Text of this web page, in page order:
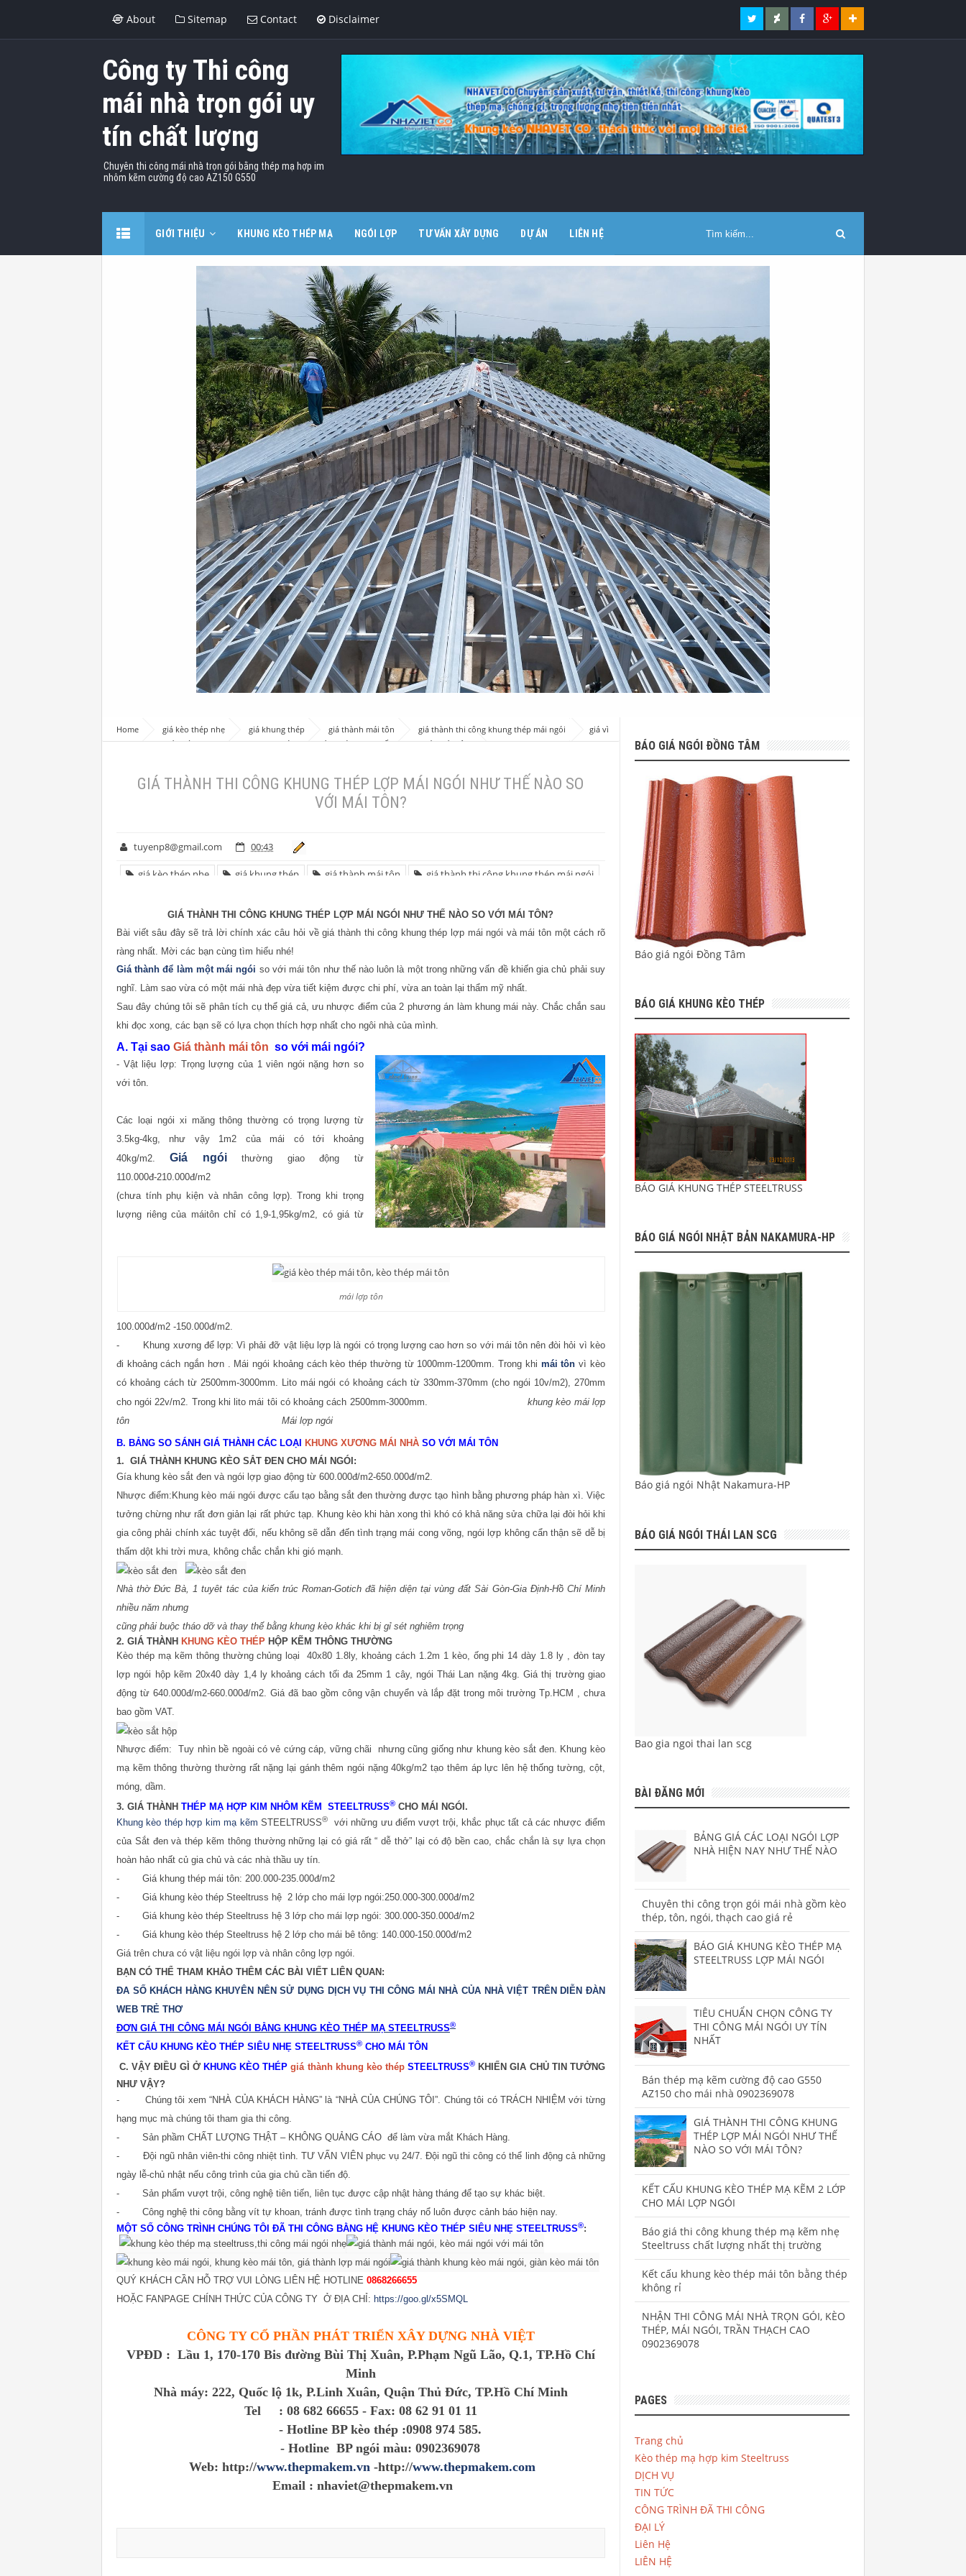
About Sitemap Contact Disclaimer
Công ty Thi công
mái nhà trọn gói uy
tín chất lượng
Chuyên thi công mái nhà trọn gói bằng thép mạ hợp im
nhôm kẽm cường độ cao AZ150 G550
GIỚI THIỆU KHUNG KÈO THÉP MẠ NGÓI LỢP TƯ VẤN XÂY DỰNG DỰ ÁN LIÊN HỆ
Home giá kèo thép nhẹ giá khung thép giá thành mái tôn giá thành thi công khung thép mái ngói
giá vì
kèo thép
GIÁ THÀNH THI CÔNG KHUNG THÉP LỢP MÁI NGÓI NHƯ THẾ NÀO SO VỚI MÁI TÔN?
GIÁ THÀNH THI CÔNG KHUNG THÉP LỢP MÁI NGÓI NHƯ THẾ NÀO SO
VỚI MÁI TÔN?
tuyenp8@gmail.com 00:43
giá kèo thép nhẹ giá khung thép giá thành mái tôn
giá thành thi công khung thép mái ngói
GIÁ THÀNH THI CÔNG KHUNG THÉP LỢP MÁI NGÓI NHƯ THẾ NÀO SO VỚI MÁI TÔN?
Bài viết sâu đây sẽ trả lời chính xác câu hỏi về giá thành thi công khung thép lợp mái ngói và mái tôn một cách rõ
ràng nhất. Mời các bạn cùng tìm hiểu nhé!
Giá thành để làm một mái ngói so với mái tôn như thế nào luôn là một trong những vấn đề khiến gia chủ phải suy
nghĩ. Làm sao vừa có một mái nhà đẹp vừa tiết kiệm được chi phí, vừa an toàn lại thẩm mỹ nhất.
Sau đây chúng tôi sẽ phân tích cụ thể giá cả, ưu nhược điểm của 2 phương án làm khung mái này. Chắc chắn sau
khi đọc xong, các bạn sẽ có lựa chọn thích hợp nhất cho ngôi nhà của mình.
A. Tại sao Giá thành mái tôn so với mái ngói?
- Vật liệu lợp: Trọng lượng của 1 viên ngói nặng hơn so
với tôn.
mái lợp tôn
Các loại ngói xi măng thông thường có trọng lượng từ
3.5kg-4kg, như vậy 1m2 của mái có tới khoảng
40kg/m2.Giá ngóithường giao động từ
110.000đ-210.000đ/m2
(chưa tính phụ kiện và nhân công lợp). Trong khi trọng
lượng riêng của máitôn chỉ có 1,9-1,95kg/m2, có giá từ
100.000đ/m2 -150.000đ/m2.
- Khung xương để lợp: Vì phải đỡ vật liệu lợp là ngói có trọng lượng cao hơn so với mái tôn nên đòi hỏi vì kèo
đi khoảng cách ngắn hơn . Mái ngói khoảng cách kèo thép thường từ 1000mm-1200mm . Trong khi mái tôn vì kèo
có khoảng cách từ 2500mm-3000mm . Lito mái ngói có khoảng cách từ 330mm-370mm (cho ngói 10v/m2), 270mm
cho ngói 22v/m2. Trong khi lito mái tôi có khoảng cách 2500mm-3000mm.
khung kèo mái lợp
tôn
Mái lợp ngói
B. BẢNG SO SÁNH GIÁ THÀNH CÁC LOẠI KHUNG XƯƠNG MÁI NHÀ SO VỚI MÁI TÔN
1. GIÁ THÀNH KHUNG KÈO SẮT ĐEN CHO MÁI NGÓI:
Gía khung kèo sắt đen và ngói lợp giao động từ 600.000đ/m2-650.000đ/m2.
Nhược điểm:Khung kèo mái ngói được cấu tạo bằng sắt đen thường được tạo hình bằng phương pháp hàn xì. Việc
tưởng chừng như rất đơn giản lại rất phức tạp. Khung kèo khi hàn xong thì khó có khả năng sửa chữa lại đòi hỏi khi
gia công phải chính xác tuyệt đối, nếu không sẽ dẫn đến tình trạng mái cong võng, ngói lợp không cẩn thận sẽ dễ bị
thấm dột khi trời mưa, không chắc chắn khi gió mạnh.
Nhà thờ Đức Bà, 1 tuyêt tác của kiến trúc Roman-Gotich đã hiện diện tại vùng đất Sài Gòn-Gia Định-Hồ Chí Minh
nhiều năm nhưng
cũng phải buộc tháo dỡ và thay thế bằng khung kèo khác khi bị gỉ sét nghiêm trọng
2. GIÁ THÀNH KHUNG KÈO THÉP HỘP KẼM THÔNG THƯỜNG
Kèo thép mạ kẽm thông thường chủng loại 40x80 1.8ly, khoảng cách 1.2m 1 kèo, ống phi 14 dày 1.8 ly , đòn tay
lợp ngói hộp kẽm 20x40 dày 1,4 ly khoảng cách tối đa 25mm 1 cây, ngói Thái Lan nặng 4kg. Giá thị trường giao
động từ 640.000đ/m2-660.000đ/m2. Giá đã bao gồm công vận chuyển và lắp đặt trong môi trường Tp.HCM , chưa
bao gồm VAT.
Nhược điểm: Tuy nhìn bề ngoài có vẻ cứng cáp, vững chãi nhưng cũng giống như khung kèo sắt đen. Khung kèo
mạ kẽm thông thường thường rất nặng lại gánh thêm ngói nặng 40kg/m2 tạo thêm áp lực lên hệ thống tường, cột,
móng, dầm.
3. GIÁ THÀNH THÉP MẠ HỢP KIM NHÔM KẼM STEELTRUSS® CHO MÁI NGÓI.
Khung kèo thép hợp kim mạ kẽm STEELTRUSS®với những ưu điểm vượt trội, khắc phục tất cả các nhược điểm
của Sắt đen và thép kẽm thông thường những lại có giá rất “ dễ thở” lại có độ bền cao, chắc chắn là sự lựa chọn
hoàn hảo nhất củ gia chủ và các nhà thầu uy tín.
- Giá khung thép mái tôn: 200.000-235.000đ/m2
- Giá khung kèo thép Steeltruss hệ 2 lớp cho mái lợp ngói:250.000-300.000đ/m2
- Giá khung kèo thép Steeltruss hệ 3 lớp cho mái lợp ngói: 300.000-350.000đ/m2
- Giá khung kèo thép Steeltruss hệ 2 lớp cho mái bê tông: 140.000-150.000đ/m2
Giá trên chưa có vật liệu ngói lợp và nhân công lợp ngói.
BẠN CÓ THỂ THAM KHẢO THÊM CÁC BÀI VIẾT LIÊN QUAN:
ĐA SỐ KHÁCH HÀNG KHUYÊN NÊN SỬ DỤNG DỊCH VỤ THI CÔNG MÁI NHÀ CỦA NHÀ VIỆT TRÊN DIỄN ĐÀN
WEB TRẺ THƠ
ĐƠN GIÁ THI CÔNG MÁI NGÓI BẰNG KHUNG KÈO THÉP MẠ STEELTRUSS®
KẾT CẤU KHUNG KÈO THÉP SIÊU NHẸ STEELTRUSS® CHO MÁI TÔN
C. VẬY ĐIỀU GÌ Ở KHUNG KÈO THÉPgiá thành khung kèo thép STEELTRUSS® KHIẾN GIA CHỦ TIN TƯỞNG
NHƯ VẬY?
- Chúng tôi xem “NHÀ CỦA KHÁCH HÀNG” là “NHÀ CỦA CHÚNG TÔI”. Chúng tôi có TRÁCH NHIỆM với từng
hạng mục mà chúng tôi tham gia thi công.
- Sản phầm CHẤT LƯỢNG THẬT – KHÔNG QUẢNG CÁO để làm vừa mắt Khách Hàng.
- Đội ngũ nhân viên-thi công nhiệt tình. TƯ VẤN VIÊN phục vụ 24/7. Đội ngũ thi công có thể linh động cả những
ngày lễ-chủ nhật nếu công trình của gia chủ cần tiến độ.
- Sản phẩm vượt trội, công nghệ tiên tiến, liên tục được cập nhật hàng tháng để tạo sự khác biệt.
- Công nghệ thi công bằng vít tự khoan, tránh được tình trạng cháy nổ luôn được cảnh báo hiện nay.
MỘT SỐ CÔNG TRÌNH CHÚNG TÔI ĐÃ THI CÔNG BẰNG HỆ KHUNG KÈO THÉP SIÊU NHẸ STEELTRUSS®:
QUÝ KHÁCH CẦN HỖ TRỢ VUI LÒNG LIÊN HỆ HOTLINE 0868266655
HOẶC FANPAGE CHÍNH THỨC CỦA CÔNG TY Ở ĐỊA CHỈ: https://goo.gl/x5SMQL
CÔNG TY CỔ PHẦN PHÁT TRIỂN XÂY DỰNG NHÀ VIỆT
VPĐD : Lầu 1, 170-170 Bis đường Bùi Thị Xuân, P.Phạm Ngũ Lão, Q.1, TP.Hồ Chí
Minh
Nhà máy: 222, Quốc lộ 1k, P.Linh Xuân, Quận Thủ Đức, TP.Hồ Chí Minh
Tel : 08 682 66655 - Fax: 08 62 91 01 11
- Hotline BP kèo thép :0908 974 585.
- Hotline BP ngói màu: 0902369078
Web: http://www.thepmakem.vn -http://www.thepmakem.com
Email : nhaviet@thepmakem.vn
BÁO GIÁ NGÓI ĐỒNG TÂM
Báo giá ngói Đồng Tâm
BÁO GIÁ KHUNG KÈO THÉP
BÁO GIÁ KHUNG THÉP STEELTRUSS
BÁO GIÁ NGÓI NHẬT BẢN NAKAMURA-HP
Báo giá ngói Nhật Nakamura-HP
BÁO GIÁ NGÓI THÁI LAN SCG
Bao gia ngoi thai lan scg
BÀI ĐĂNG MỚI
BẢNG GIÁ CÁC LOẠI NGÓI LỢP
NHÀ HIỆN NAY NHƯ THẾ NÀO
Chuyên thi công trọn gói mái nhà gồm kèo
thép, tôn, ngói, thạch cao giá rẻ
BÁO GIÁ KHUNG KÈO THÉP MẠ
STEELTRUSS LỢP MÁI NGÓI
TIÊU CHUẨN CHỌN CÔNG TY
THI CÔNG MÁI NGÓI UY TÍN
NHẤT
Bán thép mạ kẽm cường độ cao G550
AZ150 cho mái nhà 0902369078
GIÁ THÀNH THI CÔNG KHUNG
THÉP LỢP MÁI NGÓI NHƯ THẾ
NÀO SO VỚI MÁI TÔN?
KẾT CẤU KHUNG KÈO THÉP MẠ KẼM 2 LỚP
CHO MÁI LỢP NGÓI
Báo giá thi công khung thép mạ kẽm nhẹ
Steeltruss chất lượng nhất thị trường
Kết cấu khung kèo thép mái tôn bằng thép
không rỉ
NHẬN THI CÔNG MÁI NHÀ TRỌN GÓI, KÈO
THÉP, MÁI NGÓI, TRẦN THẠCH CAO
0902369078
PAGES
Trang chủ
Kèo thép mạ hợp kim Steeltruss
DỊCH VỤ
TIN TỨC
CÔNG TRÌNH ĐÃ THI CÔNG
ĐẠI LÝ
Liên Hệ
LIÊN HỆ